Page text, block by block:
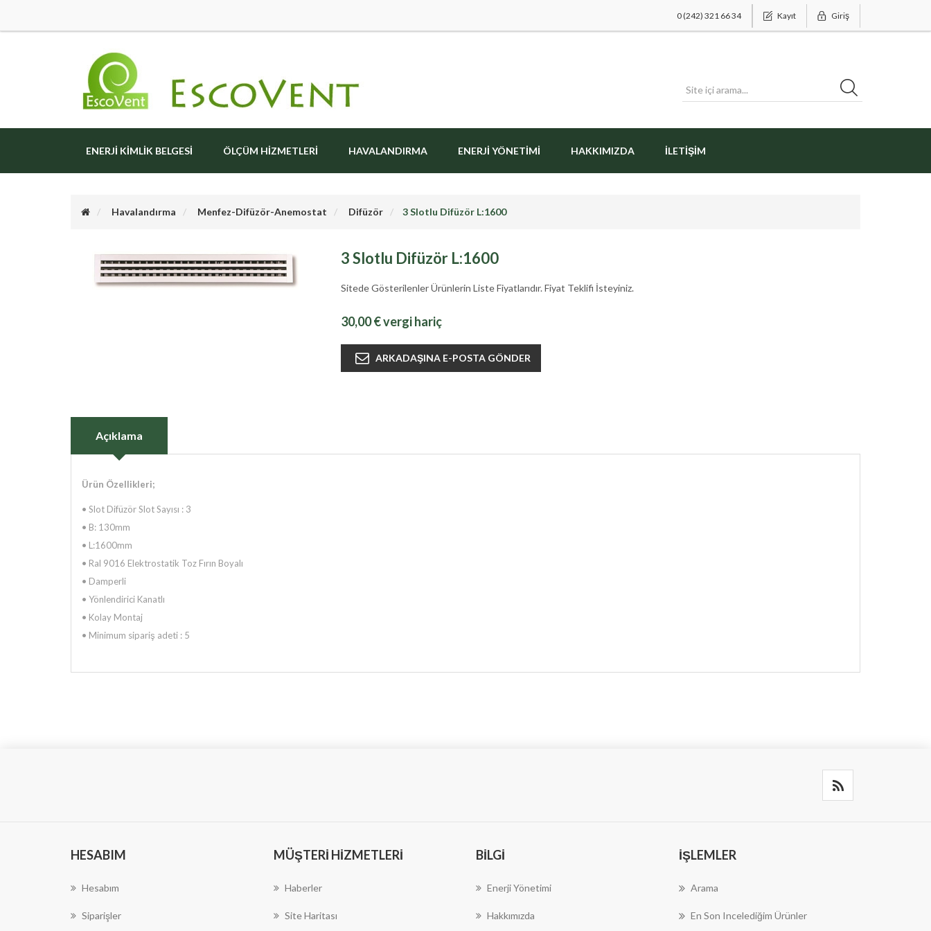
0 (242) 321 66 34 Kayıt Giriş
ENERJI KIMLIK BELGESI ÖLÇÜM HIZMETLERI HAVALANDIRMA ENERJI YÖNETIMI HAKKIMIZDA İLETIŞIM
Havalandırma Menfez-Difüzör-Anemostat Difüzör 3 Slotlu Difüzör L:1600
3 Slotlu Difüzör L:1600
Sitede Gösterilenler Ürünlerin Liste Fiyatlarıdır. Fiyat Teklifi İsteyiniz.
30,00 € vergi hariç
Açıklama
Ürün Özellikleri;
• Slot Difüzör Slot Sayısı : 3
• B: 130mm
• L:1600mm
• Ral 9016 Elektrostatik Toz Fırın Boyalı
• Damperli
• Yönlendirici Kanatlı
• Kolay Montaj
• Minimum sipariş adeti : 5
HESABIM
Hesabım
Siparişler
MÜŞTERI HIZMETLERI
Haberler
Site Haritası
BILGI
Enerji Yönetimi
Hakkımızda
İŞLEMLER
Arama
En Son Incelediğim Ürünler